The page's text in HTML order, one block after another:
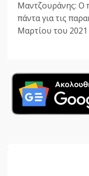
Μαντζουράνης: Ο
πάντα για τις
Μαρτίου του 2021